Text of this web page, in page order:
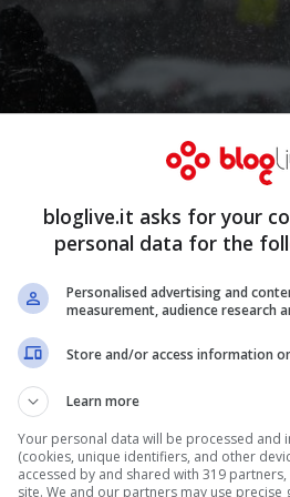
potuto fare a meno di
bloglive.it asks for your
personal data for the
Personalised advertising and
measurement, audience research
Store and/or access information
Learn more
Your personal data will be processed and
(cookies, unique identifiers, and other
accessed by and shared with 319
site. We and our partners may use precise